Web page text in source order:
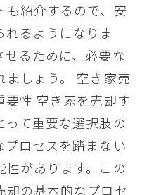
も紹介するので、安
るようになりま
るために、必要な
ましょう。 空き家売
要性 空き家を売却す
て重要な選択肢の
ロセスを踏まない
性があります。この
却の基本的なプロセ